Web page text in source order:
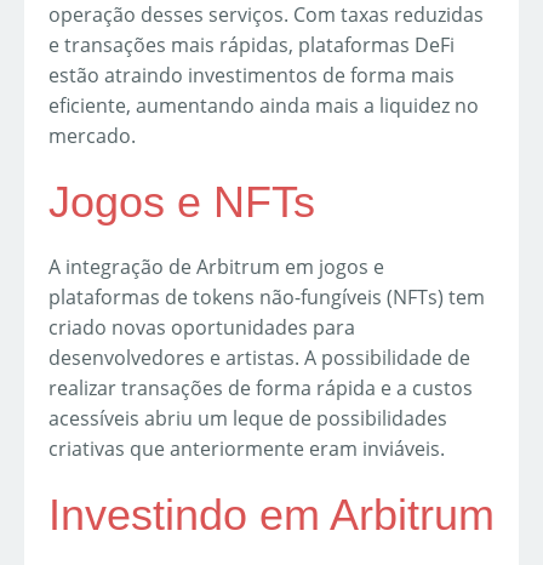
operação desses serviços. Com taxas reduzidas
e transações mais rápidas, plataformas DeFi
estão atraindo investimentos de forma mais
eficiente, aumentando ainda mais a liquidez no
mercado.
Jogos e NFTs
A integração de Arbitrum em jogos e
plataformas de tokens não-fungíveis (NFTs) tem
criado novas oportunidades para
desenvolvedores e artistas. A possibilidade de
realizar transações de forma rápida e a custos
acessíveis abriu um leque de possibilidades
criativas que anteriormente eram inviáveis.
Investindo em Arbitrum